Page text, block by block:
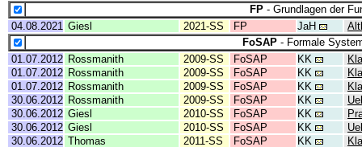
FP- Grundlagen der
04.08.2021 Giesl 2021-SS FP JaH
FoSAP- Formale
01.07.2012 Rossmanith 2009-SS FoSAP KK
01.07.2012 Rossmanith 2009-SS FoSAP KK
01.07.2012 Rossmanith 2009-SS FoSAP KK
30.06.2012 Rossmanith 2009-SS FoSAP KK
30.06.2012 Giesl 2010-SS FoSAP KK
30.06.2012 Giesl 2010-SS FoSAP KK
30.06.2012 Thomas 2011-SS FoSAP KK